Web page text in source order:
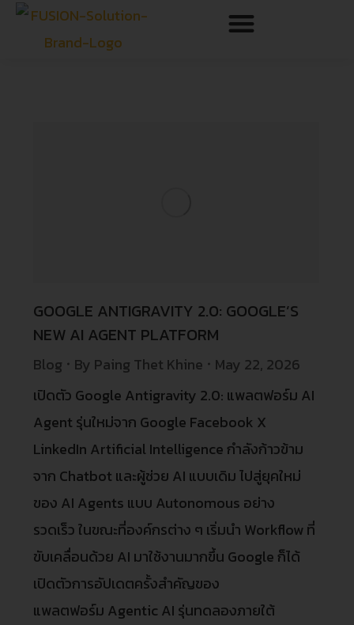
GOOGLE ANTIGRAVITY 2.0: GOOGLE’S
NEW AI AGENT PLATFORM
Blog By Paing Thet Khine
May 22, 2026
เปิดตัว Google Antigravity 2.0: แพลตฟอร์ม AI
Agent รุ่นใหม่จาก Google Facebook X
LinkedIn Artificial Intelligence กำลังก้าวข้าม
จาก Chatbot และผู้ช่วย AI แบบเดิม ไปสู่ยุคใหม่
ของ AI Agents แบบ Autonomous อย่าง
รวดเร็ว ในขณะที่องค์กรต่าง ๆ เริ่มนำ Workflow ที่
ขับเคลื่อนด้วย AI มาใช้งานมากขึ้น Google ก็ได้
เปิดตัวการอัปเดตครั้งสำคัญของ
แพลตฟอร์ม Agentic AI รุ่นทดลองภายใต้